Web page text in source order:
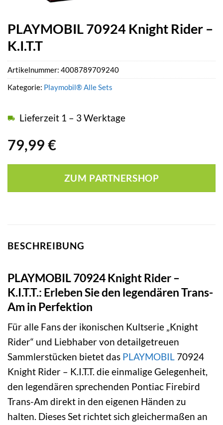
PLAYMOBIL 70924 Knight Rider –
K.I.T.T
79,99 €
Lieferzeit 1 – 3 Werktage
ZUM PARTNERSHOP
Artikelnummer: 4008789709240
Kategorie: Playmobil® Alle Sets
BESCHREIBUNG
PLAYMOBIL 70924 Knight Rider –
K.I.T.T.: Erleben Sie den legendären Trans-
Am in Perfektion
Für alle Fans der ikonischen Kultserie „Knight
Rider“ und Liebhaber von detailgetreuen
Sammlerstücken bietet das PLAYMOBIL 70924
Knight Rider – K.I.T.T. die einmalige Gelegenheit,
den legendären sprechenden Pontiac Firebird
Trans-Am direkt in den eigenen Händen zu
halten. Dieses Set richtet sich gleichermaßen an